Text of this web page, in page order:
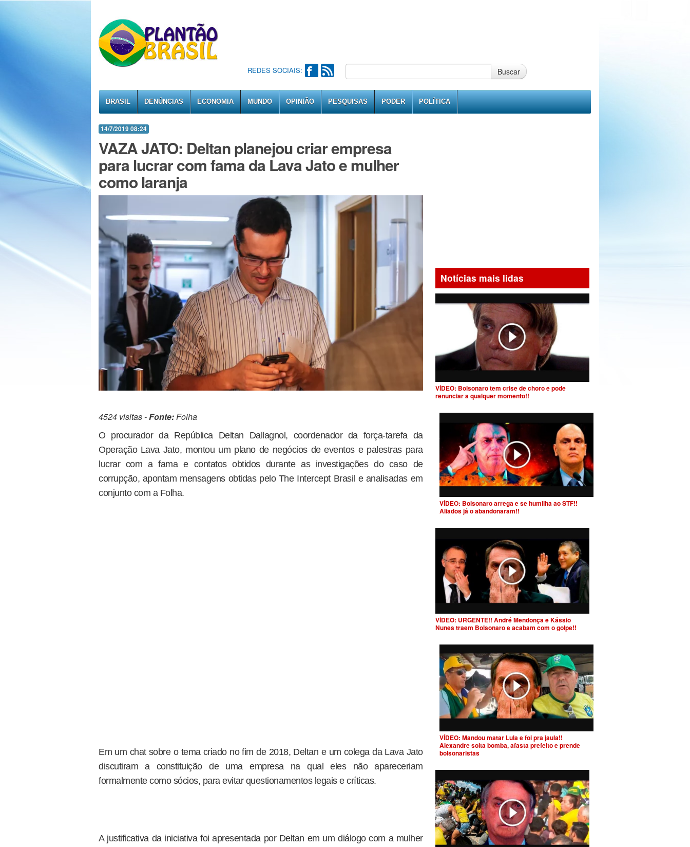
REDES SOCIAIS: Buscar
BRASIL DENÚNCIAS ECONOMIA MUNDO OPINIÃO PESQUISAS PODER POLÍTICA
14/7/2019 08:24
VAZA JATO: Deltan planejou criar empresa
para lucrar com fama da Lava Jato e mulher
como laranja
4524 visitas -Fonte:Folha
O procurador da República Deltan Dallagnol, coordenador da força-tarefa da
Operação Lava Jato, montou um plano de negócios de eventos e palestras para
lucrar com a fama e contatos obtidos durante as investigações do caso de
corrupção, apontam mensagens obtidas pelo The Intercept Brasil e analisadas em
conjunto com a Folha.
Em um chat sobre o tema criado no fim de 2018, Deltan e um colega da Lava Jato
discutiram a constituição de uma empresa na qual eles não apareceriam
formalmente como sócios, para evitar questionamentos legais e críticas.
A justificativa da iniciativa foi apresentada por Deltan em um diálogo com a mulher
Notícias mais lidas
VÍDEO: Bolsonaro tem crise de choro e pode
renunciar a qualquer momento!!
VÍDEO: Bolsonaro arrega e se humilha ao STF!!
Aliados já o abandonaram!!
VÍDEO: URGENTE!! André Mendonça e Kássio
Nunes traem Bolsonaro e acabam com o golpe!!
VÍDEO: Mandou matar Lula e foi pra jaula!!
Alexandre solta bomba, afasta prefeito e prende
bolsonaristas